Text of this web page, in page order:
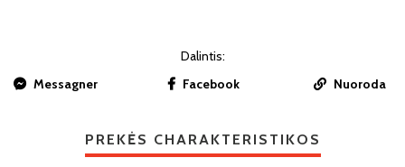
Dalintis:
Messagner
Facebook Nuoroda
PREKĖS CHARAKTERISTIKOS